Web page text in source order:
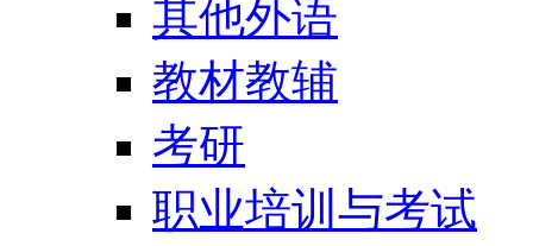
其他外语
教材教辅
考研
职业培训与考试